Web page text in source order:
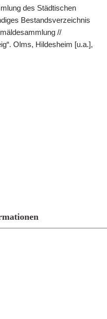
des Städtischen
Bestandsverzeichnis
//
Olms, Hildesheim [u.a.],